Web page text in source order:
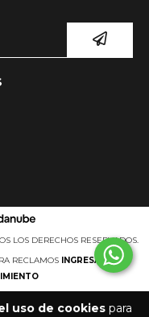
uso de cookiespara
LOS DERECHOS RESERVADOS.
RECLAMOS INGRESÁ ACÁ.